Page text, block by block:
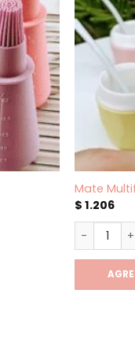
Mate
$ 1.206
Mate